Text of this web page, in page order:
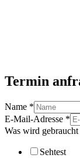
Termin
Name *
E-Mail-Adresse *
Was wird
Sehtest